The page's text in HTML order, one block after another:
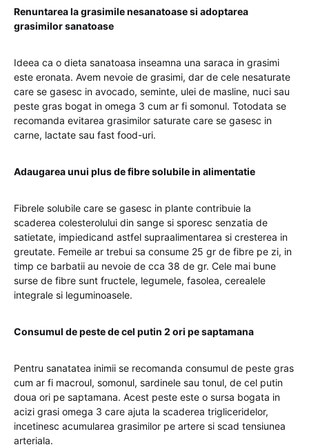
Renuntarea la grasimile nesanatoase si adoptarea
grasimilor sanatoase
Ideea ca o dieta sanatoasa inseamna una saraca in grasimi
este eronata. Avem nevoie de grasimi, dar de cele nesaturate
care se gasesc in avocado, seminte, ulei de masline, nuci sau
peste gras bogat in omega 3 cum ar fi somonul. Totodata se
recomanda evitarea grasimilor saturate care se gasesc in
carne, lactate sau fast food-uri.
Adaugarea unui plus de fibre solubile in alimentatie
Fibrele solubile care se gasesc in plante contribuie la
scaderea colesterolului din sange si sporesc senzatia de
satietate, impiedicand astfel supraalimentarea si cresterea in
greutate. Femeile ar trebui sa consume 25 gr de fibre pe zi, in
timp ce barbatii au nevoie de cca 38 de gr. Cele mai bune
surse de fibre sunt fructele, legumele, fasolea, cerealele
integrale si leguminoasele.
Consumul de peste de cel putin 2 ori pe saptamana
Pentru sanatatea inimii se recomanda consumul de peste gras
cum ar fi macroul, somonul, sardinele sau tonul, de cel putin
doua ori pe saptamana. Acest peste este o sursa bogata in
acizi grasi omega 3 care ajuta la scaderea trigliceridelor,
incetinesc acumularea grasimilor pe artere si scad tensiunea
arteriala.